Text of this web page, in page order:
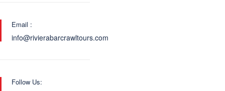
Email :
info@rivierabarcrawltours.com
Follow Us: